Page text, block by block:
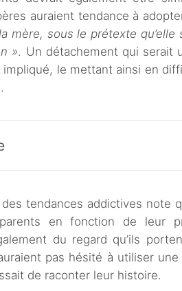
auraient tendance à
mère, sous le prétexte qu’elle
». Un détachement qui serait
impliqué, le mettant ainsi en
tendances addictives note
en fonction de leur
du regard qu’ils
pas hésité à utiliser une
de raconter leur histoire.